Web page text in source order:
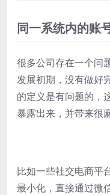
同一系统内的账
很多公司存在一个问
发展初期，没有做好
的定义是有问题的，
暴露出来，并带来很
比如一些社交电商平
最小化，直接通过微